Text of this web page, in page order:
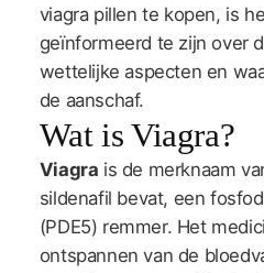
viagra pillen te kopen, is
geïnformeerd te zijn over
wettelijke aspecten en
de aanschaf.
Wat is Viagra?
Viagra is de merknaam
sildenafil bevat, een
(PDE5) remmer. Het
ontspannen van de